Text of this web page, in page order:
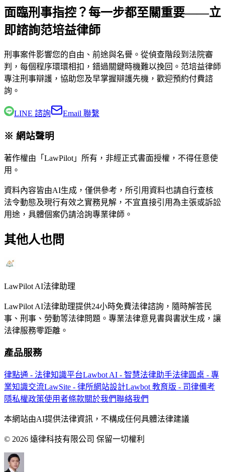
面臨刑事指控？每一步都至關重要——立
即諮詢范培益律師
刑事案件影響您的自由、前途與名譽。從偵查階段到法院審
判，每個程序環環相扣，錯過關鍵時機難以挽回。 范培益律師
專注刑事辯護，協助您及早掌握辯護先機，歡迎預約付費諮
詢。
LINE 諮詢 Email 聯繫
※ 網站聲明
著作權由「LawPilot」所有，非經正式書面授權，不得任意使
用。
資料內容皆由AI生成，僅供參考，所引用資料也請自行查核
法令動態及現行有效之實務見解，不宜直接引用為主張或訴訟
用途，具體個案仍請洽詢專業律師。
其他人也問
LawPilot AI法律助理
LawPilot AI法律助理提供24小時免費法律諮詢，隨時解答民
事、刑事、勞動等法律問題。專業法律意見書與書狀生成，讓
法律服務零距離。
產品服務
律點通 - 法律知識平台Lawbot AI - 智慧法律助手法律圓桌 - 專
業知識交流LawSite - 律所網站設計Lawbot 教育版 - 司律備考
隱私權政策使用者條款關於我們聯絡我們
本網站由AI提供法律資訊，不構成任何具體法律建議
© 2026 遠律科技有限公司 保留一切權利